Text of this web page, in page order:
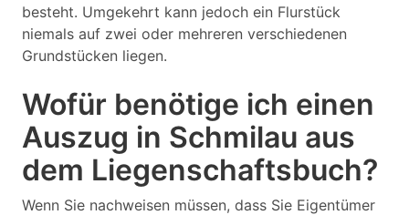
besteht. Umgekehrt kann jedoch ein Flurstück
niemals auf zwei oder mehreren verschiedenen
Grundstücken liegen.
Wofür benötige ich einen
Auszug in Schmilau aus
dem Liegenschaftsbuch?
Wenn Sie nachweisen müssen, dass Sie Eigentümer